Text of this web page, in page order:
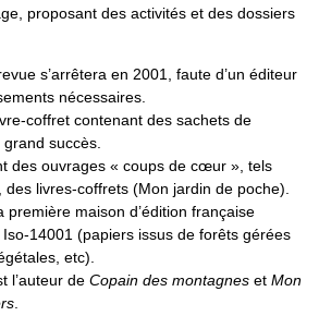
proposant des activités et des dossiers
s’arrêtera en 2001, faute d’un éditeur
nécessaires.
coffret contenant des sachets de
succès.
des ouvrages « coups de cœur », tels
des livres-coffrets (Mon jardin de poche).
première maison d’édition française
14001 (papiers issus de forêts gérées
etc).
l’auteur de Copain des montagnes et Mon
.